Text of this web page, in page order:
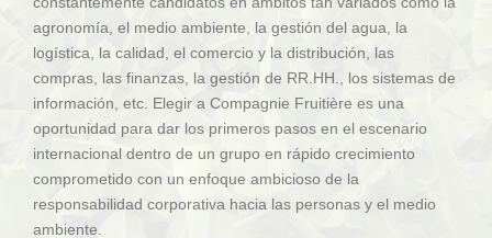
agronomía, el medio ambiente, la gestión del agua, la
logística, la calidad, el comercio y la distribución, las
compras, las finanzas, la gestión de RR.HH., los sistemas de
información, etc. Elegir a Compagnie Fruitière es una
oportunidad para dar los primeros pasos en el escenario
internacional dentro de un grupo en rápido crecimiento
comprometido con un enfoque ambicioso de la
responsabilidad corporativa hacia las personas y el medio
ambiente.